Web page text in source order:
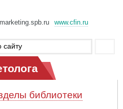
www.cfin.ru
библиотеки